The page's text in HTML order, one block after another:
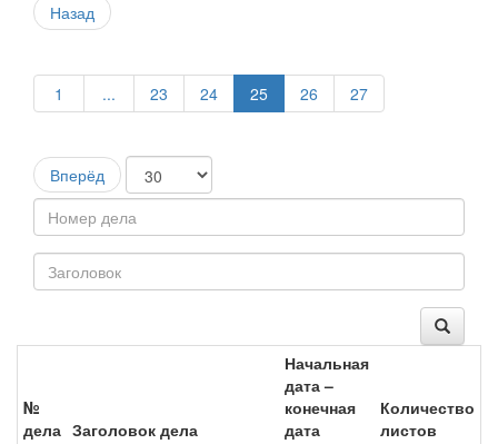
Назад
1 ... 23 24 25 26 27
Вперёд
№
дела Заголовок дела
Начальная
дата –
конечная
дата
Количество
листов